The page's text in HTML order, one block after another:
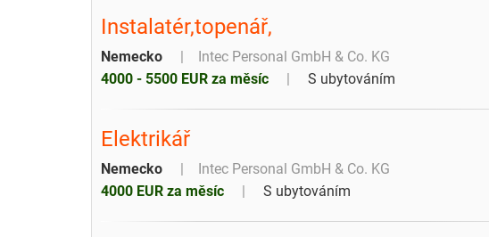
Instalatér,topenář,
Nemecko
Intec Personal GmbH & Co. KG
4000 - 5500 EUR za měsíc
S ubytováním
Elektrikář
Nemecko
Intec Personal GmbH & Co. KG
4000 EUR za měsíc
S ubytováním